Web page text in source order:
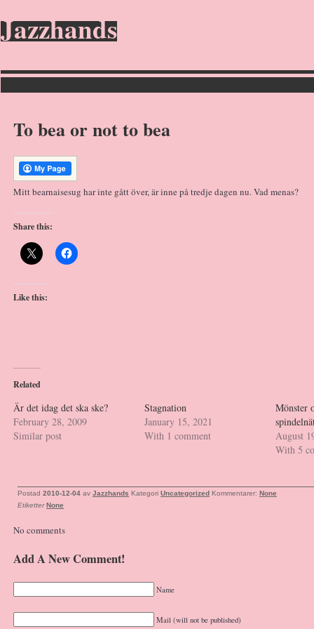
Jazzhands
To bea or not to bea
Mitt bearnaisesug har inte gått över, är inne på tredje dagen nu. Vad menas?
Share this:
Like this:
Related
Är det idag det ska ske?
February 28, 2009
Similar post
Stagnation
January 15, 2021
With 1 comment
Mönster
August
With 5
Postad 2010-12-04 av Jazzhands Kategori Uncategorized Kommentarer: None
Etiketter None
No comments
Add A New Comment!
Name
Mail (will not be published)